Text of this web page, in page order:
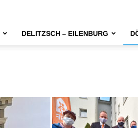
DELITZSCH – EILENBURG